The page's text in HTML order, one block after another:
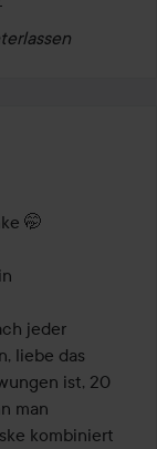
2 Tagen erstellt
🤭
jeder
liebe das
ist, 20
man
kombiniert